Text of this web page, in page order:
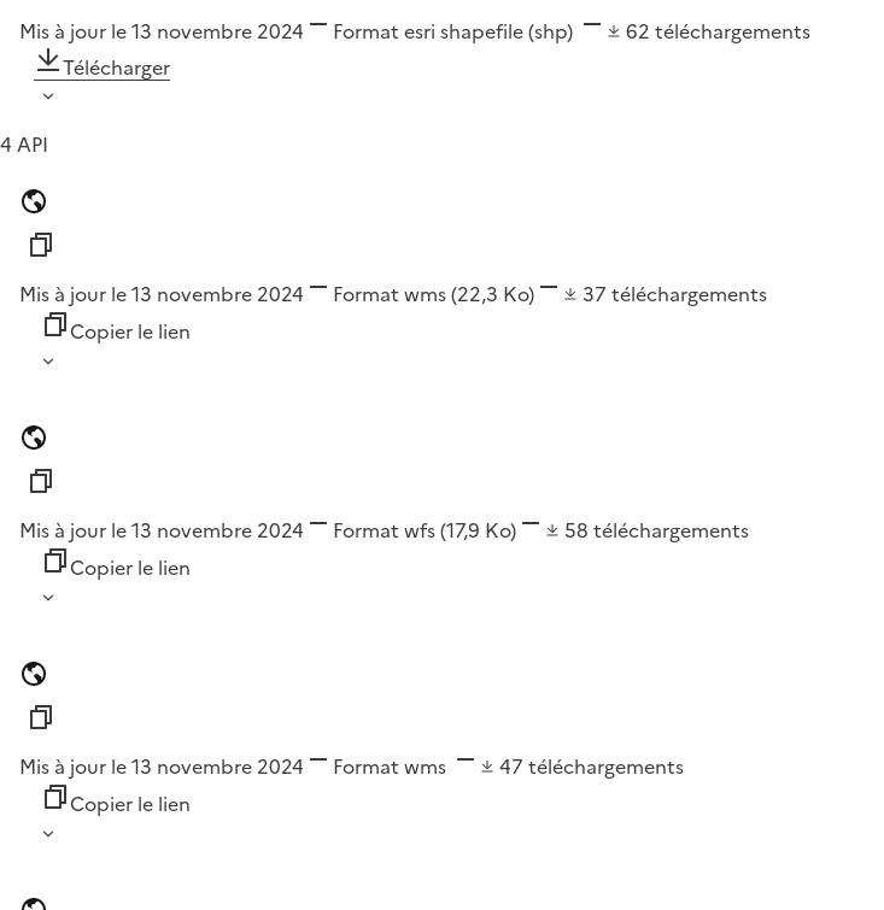
Mis à jour le 13 novembre 2024 Format esri shapefile (shp) 62 téléchargements
Télécharger
4 API
Mis à jour le 13 novembre 2024 Format wms(22,3 Ko) 37 téléchargements
Copier le lien
Mis à jour le 13 novembre 2024 Format wfs(17,9 Ko) 58 téléchargements
Copier le lien
Mis à jour le 13 novembre 2024 Format wms 47 téléchargements
Copier le lien